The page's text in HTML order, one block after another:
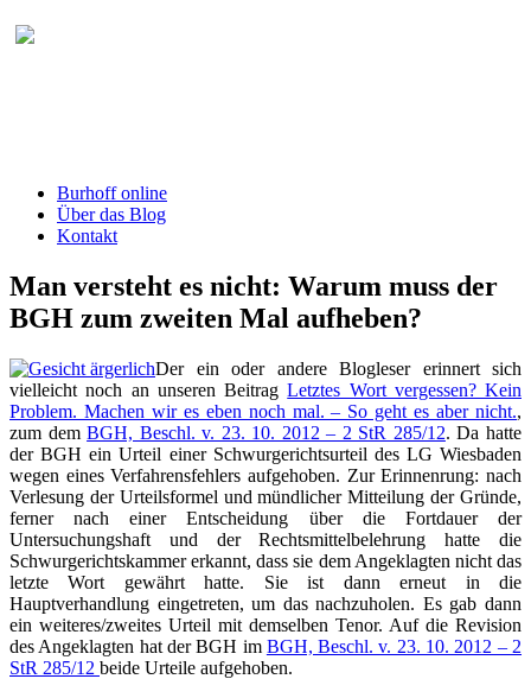
Burhoff online
Über das Blog
Kontakt
Man versteht es nicht: Warum muss der
BGH zum zweiten Mal aufheben?
Der ein oder andere Blogleser erinnert sich
vielleicht noch an unseren BeitragLetztes Wort vergessen? Kein
Problem. Machen wir es eben noch mal. – So geht es aber nicht.,
zum demBGH, Beschl. v. 23. 10. 2012 – 2 StR 285/12. Da hatte
der BGH ein Urteil einer Schwurgerichtsurteil des LG Wiesbaden
wegen eines Verfahrensfehlers aufgehoben. Zur Erinnenrung: nach
Verlesung der Urteilsformel und mündlicher Mitteilung der Gründe,
ferner nach einer Entscheidung über die Fortdauer der
Untersuchungshaft und der Rechtsmittelbelehrung hatte die
Schwurgerichtskammer erkannt, dass sie dem Angeklagten nicht das
letzte Wort gewährt hatte. Sie ist dann erneut in die
Hauptverhandlung eingetreten, um das nachzuholen. Es gab dann
ein weiteres/zweites Urteil mit demselben Tenor. Auf die Revision
des Angeklagten hat der BGH im BGH, Beschl. v. 23. 10. 2012 – 2
StR 285/12 beide Urteile aufgehoben.